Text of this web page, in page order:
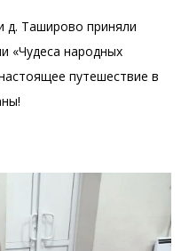
д. Таширово приняли
«Чудеса народных
путешествие в